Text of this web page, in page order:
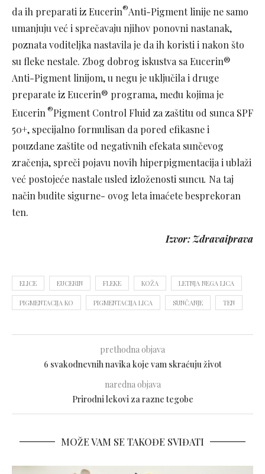
da ih preparati iz Eucerin®Anti-Pigment linije ne samo
umanjuju već i sprečavaju njihov ponovni nastanak,
poznata voditeljka nastavila je da ih koristi i nakon što
su fleke nestale. Zbog dobrog iskustva sa Eucerin®
Anti-Pigment linijom, u negu je uključila i druge
preparate iz Eucerin® programa, među kojima je
Eucerin®Pigment Control Fluid za zaštitu od sunca SPF
50+, specijalno formulisan da pored efikasne i
pouzdane zaštite od negativnih efekata sunčevog
zračenja, spreči pojavu novih hiperpigmentacija i ublaži
već postojeće nastale usled izloženosti suncu. Na taj
način budite sigurne- ovog leta imaćete besprekoran
ten.
Izvor: Zdravaiprava
ELICE EUCERIN FLEKE KOŽA LETNJA NEGA LICA
PIGMENTACIJA KO PIGMENTACIJA LICA SUNČANJE TEN
prethodna objava
6 svakodnevnih navika koje vam skraćuju život
naredna objava
Prirodni lekovi za razne tegobe
MOŽE VAM SE TAKOĐE SVIĐATI